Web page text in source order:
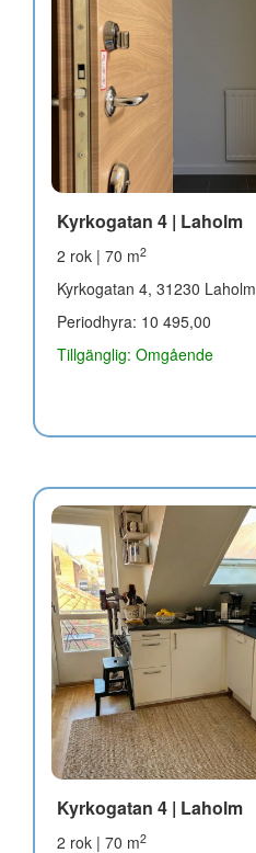
Kyrkogatan 4 | Laholm
2 rok | 70 m2
Kyrkogatan 4, 31230 Laholm
Periodhyra: 10 495,00
Tillgänglig: Omgående
Kyrkogatan 4 | Laholm
2 rok | 70 m2